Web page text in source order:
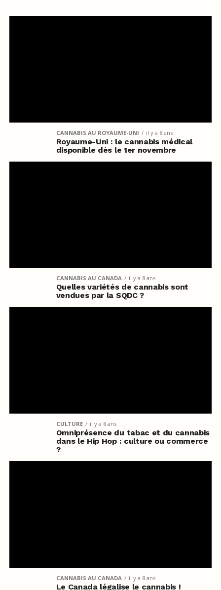
CANNABIS AU ROYAUME-UNI il y a 8 ans
Royaume-Uni : le cannabis médical
disponible dès le 1er novembre
CANNABIS AU CANADA il y a 8 ans
Quelles variétés de cannabis sont
vendues par la SQDC ?
CULTURE il y a 8 ans
Omniprésence du tabac et du cannabis
dans le Hip Hop : culture ou commerce
?
CANNABIS AU CANADA il y a 8 ans
Le Canada légalise le cannabis !